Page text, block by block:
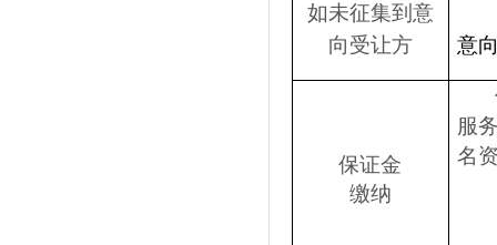
如未征集到意
向受让方
意
保证金
缴纳
服
名